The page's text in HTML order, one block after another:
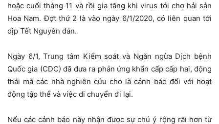
hoặc cuối tháng 11 và rồi gia tăng khi virus tới chợ hải sản
Hoa Nam. Đợt thứ 2 là vào ngày 6/1/2020, có liên quan tới
dịp Tết Nguyên đán.
Ngày 6/1, Trung tâm Kiểm soát và Ngăn ngừa Dịch bệnh
Quốc gia (CDC) đã đưa ra phản ứng khẩn cấp cấp hai, động
thái mà các nhà nghiên cứu cho là cảnh báo đối với hoạt
động tập thể và việc di chuyển đi lại.
Nếu các cảnh báo này nhận được sự chú ý rộng rãi hơn từ